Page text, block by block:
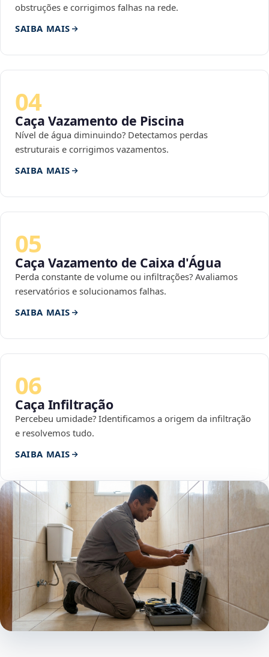
obstruções e corrigimos falhas na rede.
SAIBA MAIS
04
Caça Vazamento de Piscina
Nível de água diminuindo? Detectamos perdas
estruturais e corrigimos vazamentos.
SAIBA MAIS
05
Caça Vazamento de Caixa d'Água
Perda constante de volume ou infiltrações? Avaliamos
reservatórios e solucionamos falhas.
SAIBA MAIS
06
Caça Infiltração
Percebeu umidade? Identificamos a origem da infiltração
e resolvemos tudo.
SAIBA MAIS